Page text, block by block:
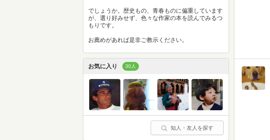
でしょうか。歴史もの、青春ものに偏重しています
が、選り好みせず、色々な作家の本を読んでみるつ
もりです。
お薦めがあれば是非ご教示ください。
お気に入り 30人
知人・友人を探す